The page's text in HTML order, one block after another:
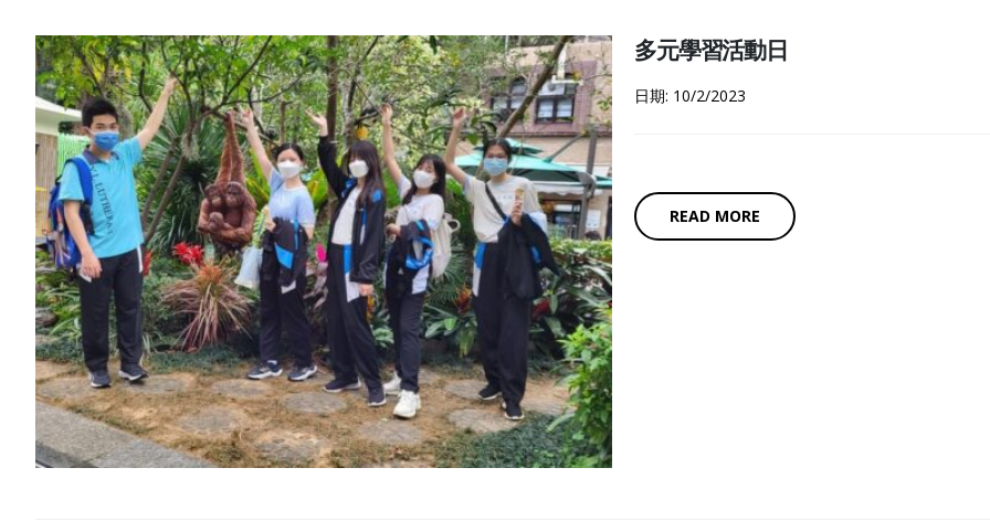
多元學習活動日
日期: 10/2/2023
READ MORE